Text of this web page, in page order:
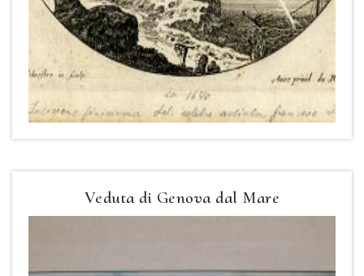
Veduta di Genova dal Mare